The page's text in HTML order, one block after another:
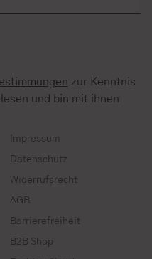
zur Kenntnis
und bin mit ihnen
Impressum
Datenschutz
Widerrufsrecht
AGB
Barrierefreiheit
B2B Shop